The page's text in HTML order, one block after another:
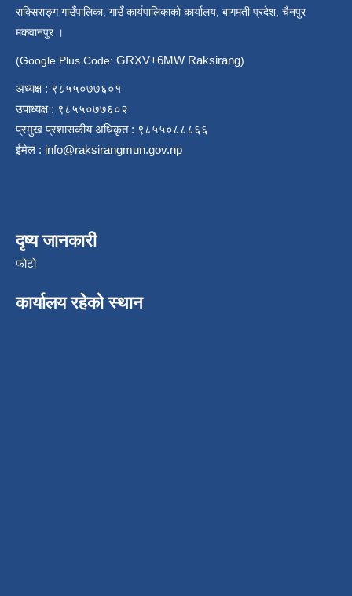
राक्सिराङ्ग गाउँपालिका, गाउँ कार्यपालिकाको कार्यालय, बागमती प्रदेश, चैनपुर
मकवानपुर ।
(Google Plus Code: GRXV+6MW Raksirang)
अध्यक्ष : ९८५५०७७६०१
उपाध्यक्ष : ९८५५०७७६०२
प्रमुख प्रशासकीय अधिकृत : ९८५५०८८८६६
ईमेल : info@raksirangmun.gov.np
दृष्य जानकारी
फोटो
कार्यालय रहेको स्थान